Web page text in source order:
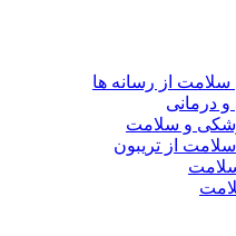
سلامت از رسانه ها
درمانی
و سلامت
از تریبون